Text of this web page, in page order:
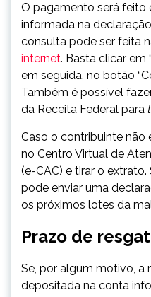
O pagamento será feito
informada na
consulta pode ser feita
internet. Basta clicar em
em seguida, no botão
Também é possível
da Receita Federal para
Caso o contribuinte não
no Centro Virtual de
(e-CAC) e tirar o extrato.
pode enviar uma
os próximos lotes da
Prazo de
Se, por algum motivo, a
depositada na conta